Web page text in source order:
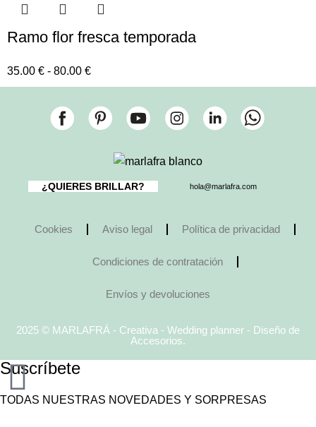
Ramo flor fresca temporada
35.00 € - 80.00 €
¿QUIERES BRILLAR? hola@marlafra.com
Cookies Aviso legal Política de privacidad
Condiciones de contratación
Envíos y devoluciones
2025 © MARLAFRÁ - Creativa - Wedding planner - Diseño de
Accesorios.
Suscríbete
TODAS NUESTRAS NOVEDADES Y SORPRESAS